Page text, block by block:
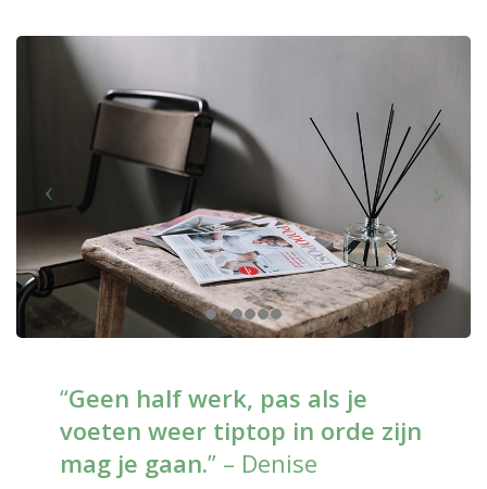
“Geen half werk, pas als je
voeten weer tiptop in orde zijn
mag je gaan.” – Denise